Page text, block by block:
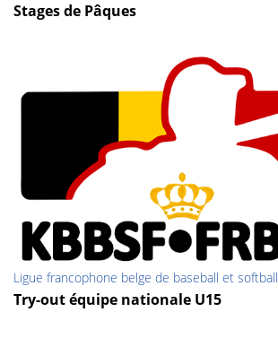
Stages de Pâques
Ligue francophone belge de baseball et softball
Try-out équipe nationale U15